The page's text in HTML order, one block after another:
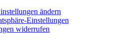
ändern
Einstellungen
widerrufen